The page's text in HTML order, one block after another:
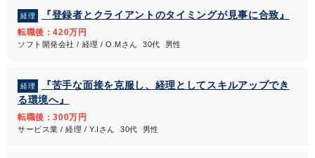
経理 『登録者とクライアントのタイミングが見事に合致』
転職後：420万円
ソフト開発会社 / 経理 / O.Mさん 30代 男性
経理
『苦手な面接を克服し、経理としてスキルアップでき
る環境へ』
転職後：300万円
サービス業 / 経理 / Y.Iさん 30代 男性